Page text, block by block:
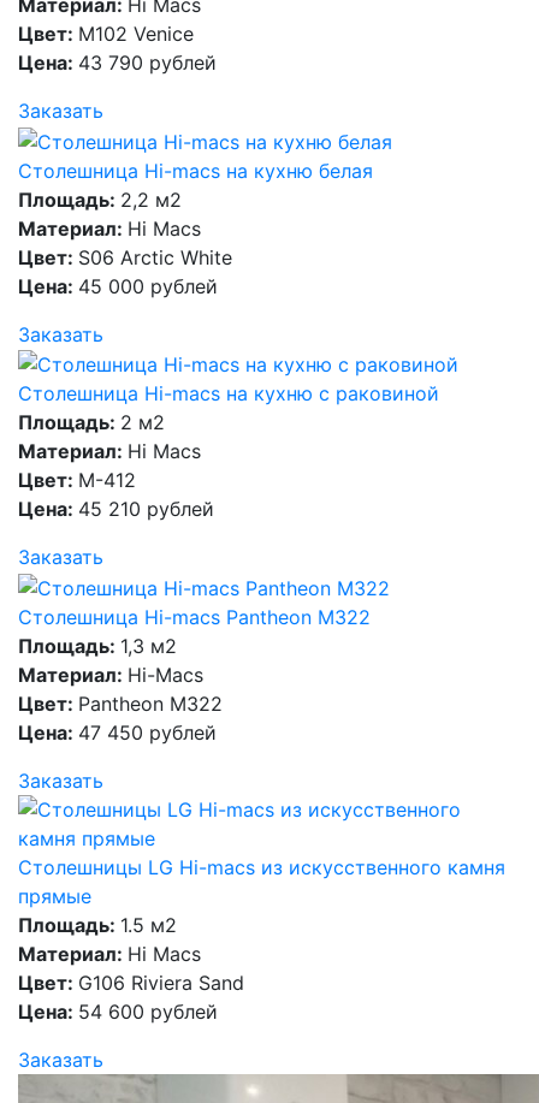
Материал: Hi Macs
Цвет: M102 Venice
Цена: 43 790 рублей
Заказать
Столешница Hi-macs на кухню белая
Площадь: 2,2 м2
Материал: Hi Macs
Цвет: S06 Arctic White
Цена: 45 000 рублей
Заказать
Столешница Hi-macs на кухню с раковиной
Площадь: 2 м2
Материал: Hi Macs
Цвет: M-412
Цена: 45 210 рублей
Заказать
Столешница Hi-macs Pantheon M322
Площадь: 1,3 м2
Материал: Hi-Macs
Цвет: Pantheon M322
Цена: 47 450 рублей
Заказать
Столешницы LG Hi-macs из искусственного камня
прямые
Площадь: 1.5 м2
Материал: Hi Macs
Цвет: G106 Riviera Sand
Цена: 54 600 рублей
Заказать